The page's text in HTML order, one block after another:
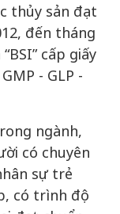
thủy sản đạt
đến tháng
cấp giấy
- GLP -
ngành,
có chuyên
sự trẻ
có trình độ